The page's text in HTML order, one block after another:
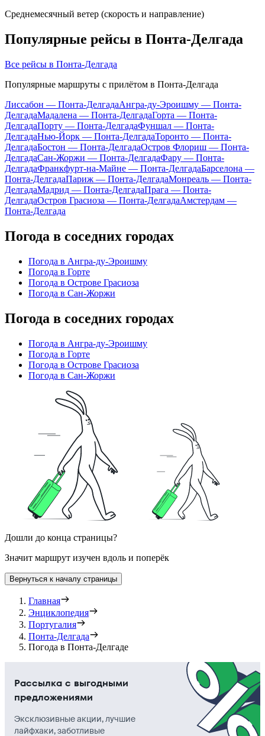
Среднемесячный ветер (скорость и направление)
Популярные рейсы в Понта-Делгада
Все рейсы в Понта-Делгада
Популярные маршруты с прилётом в Понта-Делгада
Лиссабон — Понта-ДелгадаАнгра-ду-Эроишму — Понта-
ДелгадаМадалена — Понта-ДелгадаГорта — Понта-
ДелгадаПорту — Понта-ДелгадаФуншал — Понта-
ДелгадаНью-Йорк — Понта-ДелгадаТоронто — Понта-
ДелгадаБостон — Понта-ДелгадаОстров Флориш — Понта-
ДелгадаСан-Жоржи — Понта-ДелгадаФару — Понта-
ДелгадаФранкфурт-на-Майне — Понта-ДелгадаБарселона —
Понта-ДелгадаПариж — Понта-ДелгадаМонреаль — Понта-
ДелгадаМадрид — Понта-ДелгадаПрага — Понта-
ДелгадаОстров Грасиоза — Понта-ДелгадаАмстердам —
Понта-Делгада
Погода в соседних городах
Погода в Ангра-ду-Эроишму
Погода в Горте
Погода в Острове Грасиоза
Погода в Сан-Жоржи
Погода в соседних городах
Погода в Ангра-ду-Эроишму
Погода в Горте
Погода в Острове Грасиоза
Погода в Сан-Жоржи
Дошли до конца страницы?
Значит маршрут изучен вдоль и поперёк
Вернуться к началу страницы
Главная
Энциклопедия
Португалия
Понта-Делгада
Погода в Понта-Делгаде
Рассылка с выгодными
предложениями
Эксклюзивные акции, лучшие
лайфхаки, заботливые